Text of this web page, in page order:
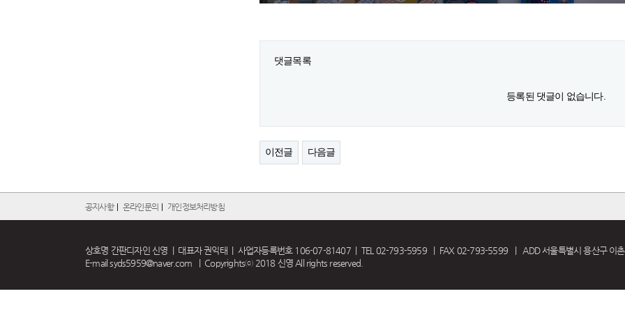
댓글목록
등록된 댓글이 없습니다.
이전글 다음글
공지사항| 온라인문의 개인정보처리방침
상호명 간판디자인 신영 | 대표자 권익태 | 사업자등록번호 106-07-81407 | TEL 02-793-5959 | FAX 02-793-5599 | ADD 서울특별시 용산구 이
E-mailsyds5959@naver.com | Copyrightsⓒ 2018 신영 All rights reserved.